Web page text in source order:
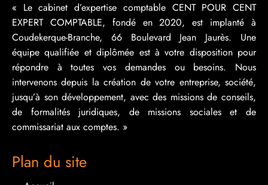
« Le cabinet d’expertise comptable CENT POUR CENT
EXPERT COMPTABLE, fondé en 2020, est implanté à
Coudekerque-Branche, 66 Boulevard Jean Jaurès. Une
équipe qualifiée et diplômée est à votre disposition pour
répondre à toutes vos demandes ou besoins. Nous
intervenons depuis la création de votre entreprise, société,
jusqu’à son développement, avec des missions de conseils,
de formalités juridiques, de missions sociales et de
commissariat aux comptes. »
Plan du site